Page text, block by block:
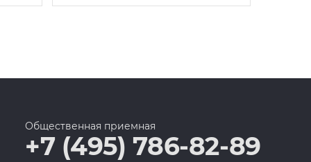
Общественная приемная
+7 (495) 786-82-89